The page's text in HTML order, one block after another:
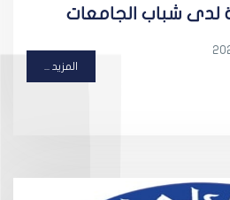
لدى شباب الجامعات
المزيد ...